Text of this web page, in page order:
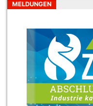
MELDUNGEN